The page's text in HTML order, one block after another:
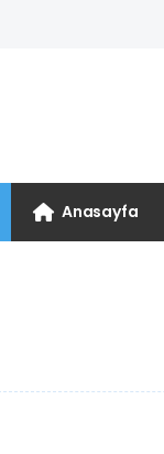
Anasayfa